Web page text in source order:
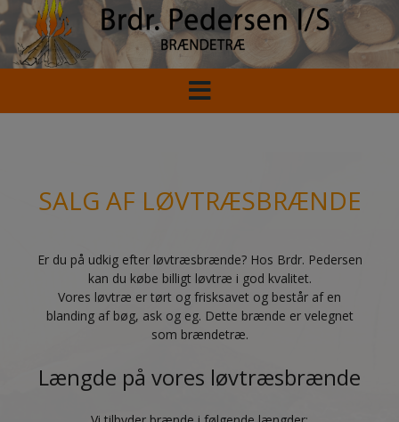
Hop
til
indholdet
SALG AF LØVTRÆSBRÆNDE
Er du på udkig efter løvtræsbrænde? Hos Brdr. Pedersen
kan du købe billigt løvtræ i god kvalitet.
Vores løvtræ er tørt og frisksavet og består af en
blanding af bøg, ask og eg. Dette brænde er velegnet
som brændetræ.
Længde på vores løvtræsbrænde